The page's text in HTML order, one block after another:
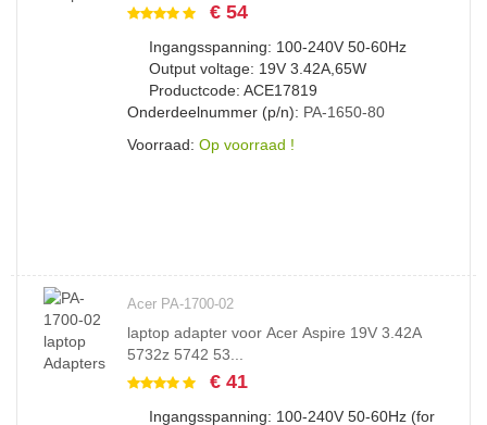
€ 54
Ingangsspanning: 100-240V 50-60Hz
Output voltage: 19V 3.42A,65W
Productcode: ACE17819
Onderdeelnummer (p/n): PA-1650-80
Voorraad: Op voorraad !
Acer PA-1700-02
laptop adapter voor Acer Aspire 19V 3.42A
5732z 5742 53...
€ 41
Ingangsspanning: 100-240V 50-60Hz (for